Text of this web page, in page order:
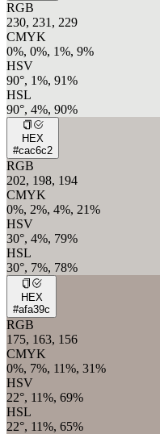
RGB
230, 231, 229
CMYK
0%, 0%, 1%, 9%
HSV
90°, 1%, 91%
HSL
90°, 4%, 90%
HEX
#cac6c2
RGB
202, 198, 194
CMYK
0%, 2%, 4%, 21%
HSV
30°, 4%, 79%
HSL
30°, 7%, 78%
HEX
#afa39c
RGB
175, 163, 156
CMYK
0%, 7%, 11%, 31%
HSV
22°, 11%, 69%
HSL
22°, 11%, 65%